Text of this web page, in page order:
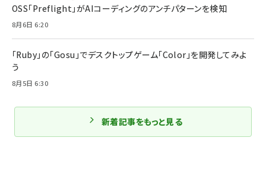
OSS「Preflight」がAIコーディングのアンチパターンを検知
8月6日 6:20
「Ruby」の「Gosu」でデスクトップゲーム「Color」を開発してみよ
う
8月5日 6:30
新着記事をもっと見る